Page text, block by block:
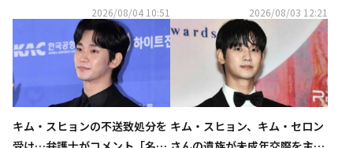
ファンミーティングを開催！
2026/08/04 10:51
題…ほっそりとした姿に注目
2026/08/03 12:21
キム・スヒョンの不送致処分を キム・スヒョン、キム・セロン